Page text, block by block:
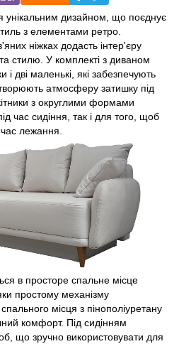
унікальним дизайном, що поєднує
з елементами ретро.
ніжках додасть інтер'єру
стилю. У комплекті з диваном
і дві маленькі, які забезпечують
атмосферу затишку під
з округлими формами
час сидіння, так і для того, щоб
час лежання.
в просторе спальне місце
простому механізму
місця з пінополіуретану
комфорт. Під сидінням
що зручно використовувати для